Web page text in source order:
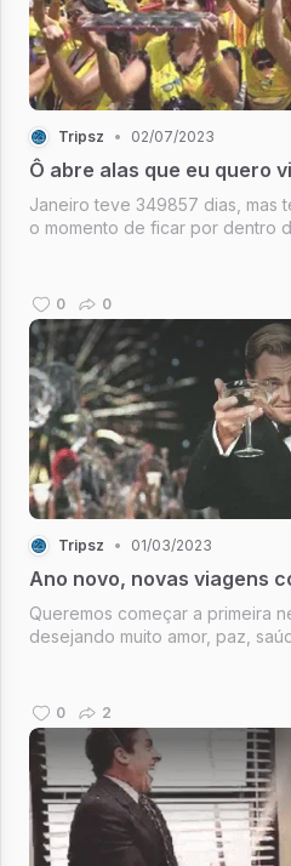
Tripsz • 02/07/2023
Ô abre alas que eu quero
Janeiro teve 349857 dias, mas
o momento de ficar por dentro
0 0
Tripsz • 01/03/2023
Ano novo, novas viagens
Queremos começar a primeira
desejando muito amor, paz,
0 2